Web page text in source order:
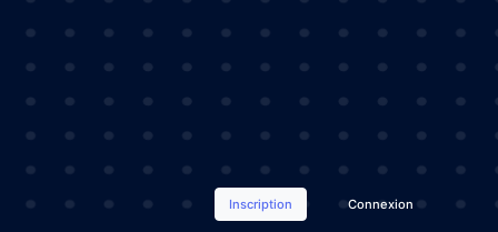
Inscription Connexion